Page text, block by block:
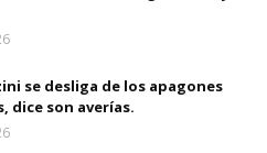
se desliga de los apagones
dice son averías.